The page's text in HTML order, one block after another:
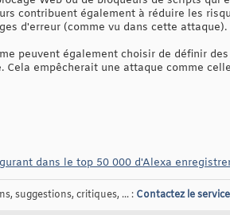
contribuent également à réduire les
d'erreur (comme vu dans cette attaque).
peuvent également choisir de définir
Cela empêcherait une attaque comme
dans le top 50 000 d'Alexa
suggestions, critiques, ... : Contactez le